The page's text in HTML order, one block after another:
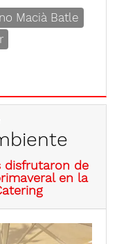
Macià Batle
disfrutaron de
en la